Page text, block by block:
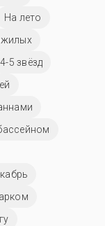
На лето
4-5 звёзд